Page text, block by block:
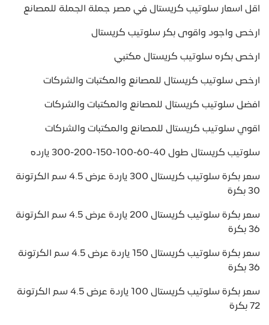
اقل اسعار سلوتيب كريستال في مصر جملة الجملة للمصانع
ارخص واجود واقوى بكر سلوتيب كريستال
ارخص بكره سلوتيب كريستال مكتبي
ارخص سلوتيب كريستال للمصانع والمكتبات والشركات
افضل سلوتيب كريستال للمصانع والمكتبات والشركات
اقوي سلوتيب كريستال للمصانع والمكتبات والشركات
سلوتيب كريستال طول 40-60-100-150-200-300 يارده
سعر بكرة سلوتيب كريستال 300 ياردة عرض 4.5 سم الكرتونة
30 بكرة
سعر بكرة سلوتيب كريستال 200 ياردة عرض 4.5 سم الكرتونة
36 بكرة
سعر بكرة سلوتيب كريستال 150 ياردة عرض 4.5 سم الكرتونة
36 بكرة
سعر بكرة سلوتيب كريستال 100 ياردة عرض 4.5 سم الكرتونة
72 بكرة